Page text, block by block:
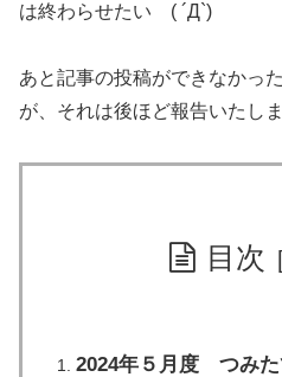
は終わらせたい ( ´Д`)
あと記事の投稿ができなかっ
が、それは後ほど報告いたし
目次
2024年５月度 つみた